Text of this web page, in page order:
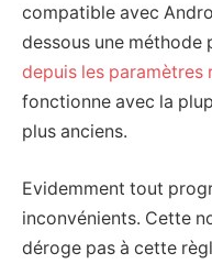
compatible avec
dessous une méthode
depuis les paramètres
fonctionne avec la
plus anciens.
Evidemment tout
inconvénients. Cette
déroge pas à cette